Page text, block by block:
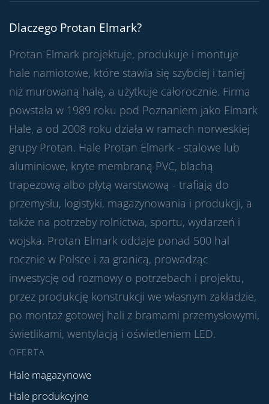
Dlaczego Protan Elmark?
Protan Elmark projektuje, produkuje i montuje
hale namiotowe, które stawia się szybciej i taniej
niż murowaną halę, a użytkuje całorocznie. Firma
powstała w 1989 roku pod Poznaniem jako Elmark
Hale, a od 2008 roku działa w ramach norweskiej
grupy Protan. Hale Protan Elmark - stalowe lub
aluminiowe, kryte membraną PVC, blachą
trapezową albo płytą warstwową - trafiają do
przemysłu, logistyki, magazynowania i produkcji, a
także na potrzeby rolnictwa, sportu, wydarzeń i
wojska. Protan Elmark oddaje ponad 500 hal
rocznie w Polsce i za granicą, prowadząc
inwestycję od rozmowy o potrzebach i projektu,
przez produkcję konstrukcji we własnym zakładzie,
po montaż gotowej hali z bramami przemysłowymi,
świetlikami, wentylacją i oświetleniem LED.
OFERTA
Hale magazynowe
Hale produkcyjne